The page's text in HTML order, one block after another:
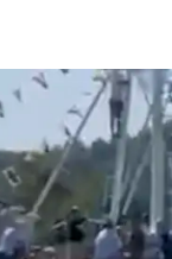
pridonijelo
U sklopu